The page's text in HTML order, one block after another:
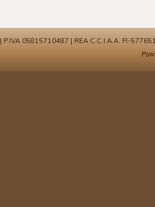
| P.IVA 05815710487 | REA C.C.I.A.A. FI-